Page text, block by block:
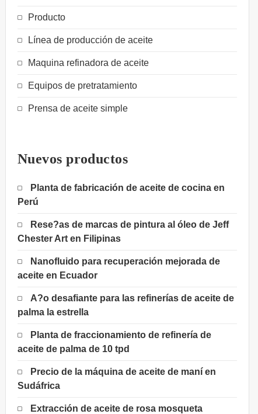
Producto
Línea de producción de aceite
Maquina refinadora de aceite
Equipos de pretratamiento
Prensa de aceite simple
Nuevos productos
Planta de fabricación de aceite de cocina en
Perú
Rese?as de marcas de pintura al óleo de Jeff
Chester Art en Filipinas
Nanofluido para recuperación mejorada de
aceite en Ecuador
A?o desafiante para las refinerías de aceite de
palma la estrella
Planta de fraccionamiento de refinería de
aceite de palma de 10 tpd
Precio de la máquina de aceite de maní en
Sudáfrica
Extracción de aceite de rosa mosqueta